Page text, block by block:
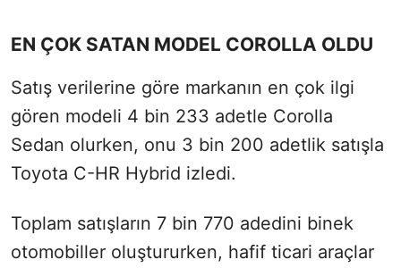
EN ÇOK SATAN MODEL COROLLA OLDU
Satış verilerine göre markanın en çok ilgi
gören modeli 4 bin 233 adetle Corolla
Sedan olurken, onu 3 bin 200 adetlik satışla
Toyota C-HR Hybrid izledi.
Toplam satışların 7 bin 770 adedini binek
otomobiller oluştururken, hafif ticari araçlar